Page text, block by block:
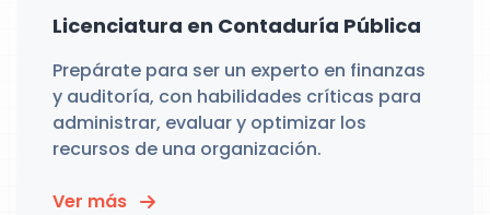
Licenciatura en Contaduría Pública
Prepárate para ser un experto en finanzas
y auditoría, con habilidades críticas para
administrar, evaluar y optimizar los
recursos de una organización.
Ver más